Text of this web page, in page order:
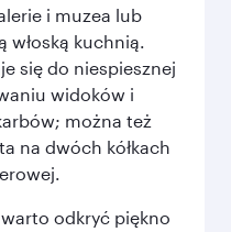
i muzea lub
włoską kuchnią.
się do niespiesznej
widoków i
można też
na dwóch kółkach
odkryć piękno